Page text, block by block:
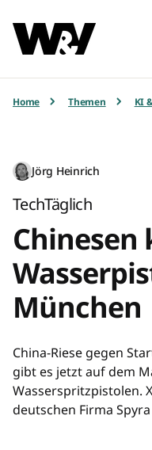
Home Themen KI
Jörg Heinrich
TechTäglich
München
China-Riese gegen
gibt es jetzt auf dem
Wasserspritzpistolen.
deutschen Firma